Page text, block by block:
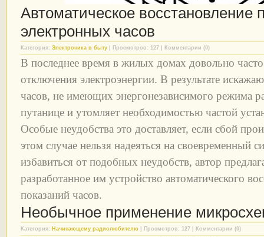
Автоматическое восстановление
электронных часов
Категория: Электроника в быту | Просмотров: 127 | Комментарии (0)
В последнее время в жилых домах довольно
отключения электроэнергии. В результате
часов, не имеющих энергонезависимого режима
путанице и утомляет необходимостью частой
Особые неудобства это доставляет, если сбой
этом случае нельзя надеяться на своевременный
избавиться от подобных неудобств, автор
разработанное им устройство автоматического
показаний часов.
Необычное применение
Категория: Начинающему радиолюбителю | Просмотров: 127 | Комментарии (0)